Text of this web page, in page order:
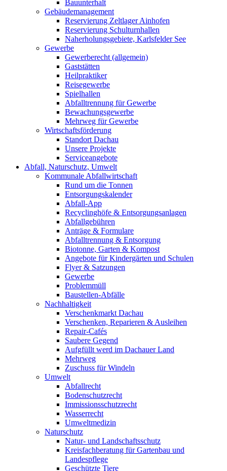
Bauunterhalt
Gebäudemanagement
Reservierung Zeltlager Ainhofen
Reservierung Schulturnhallen
Naherholungsgebiete, Karlsfelder See
Gewerbe
Gewerberecht (allgemein)
Gaststätten
Heilpraktiker
Reisegewerbe
Spielhallen
Abfalltrennung für Gewerbe
Bewachungsgewerbe
Mehrweg für Gewerbe
Wirtschaftsförderung
Standort Dachau
Unsere Projekte
Serviceangebote
Abfall, Naturschutz, Umwelt
Kommunale Abfallwirtschaft
Rund um die Tonnen
Entsorgungskalender
Abfall-App
Recyclinghöfe & Entsorgungsanlagen
Abfallgebühren
Anträge & Formulare
Abfalltrennung & Entsorgung
Biotonne, Garten & Kompost
Angebote für Kindergärten und Schulen
Flyer & Satzungen
Gewerbe
Problemmüll
Baustellen-Abfälle
Nachhaltigkeit
Verschenkmarkt Dachau
Verschenken, Reparieren & Ausleihen
Repair-Cafés
Saubere Gegend
Aufgfüllt werd im Dachauer Land
Mehrweg
Zuschuss für Windeln
Umwelt
Abfallrecht
Bodenschutzrecht
Immissionsschutzrecht
Wasserrecht
Umweltmedizin
Naturschutz
Natur- und Landschaftsschutz
Kreisfachberatung für Gartenbau und
Landespflege
Geschützte Tiere